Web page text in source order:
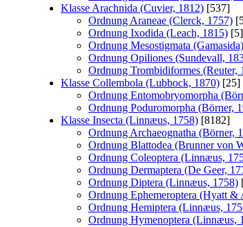
Klasse Arachnida (Cuvier, 1812) [537]
Ordnung Araneae (Clerck, 1757)
Ordnung Ixodida (Leach, 1815) [5]
Ordnung Mesostigmata
Ordnung Opiliones (Sundevall,
Ordnung Trombidiformes (Reuter,
Klasse Collembola (Lubbock, 1870) [25]
Ordnung Entomobryomorpha
Ordnung Poduromorpha (Börner,
Klasse Insecta (Linnæus, 1758) [8182]
Ordnung Archaeognatha (Börner,
Ordnung Blattodea (Brunner von
Ordnung Coleoptera (Linnæus,
Ordnung Dermaptera (De Geer,
Ordnung Diptera (Linnæus, 1758)
Ordnung Ephemeroptera (Hyatt &
Ordnung Hemiptera (Linnæus,
Ordnung Hymenoptera (Linnæus,